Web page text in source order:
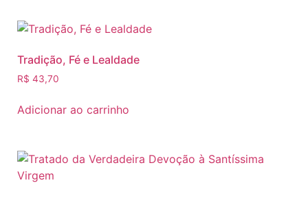
Tradição, Fé e Lealdade
R$ 43,70
Adicionar ao carrinho